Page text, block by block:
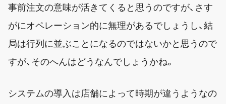
事前注文の意味が活きてくると思うのですが、さす
がにオペレーション的に無理があるでしょうし、結
局は行列に並ぶことになるのではないかと思うので
すが、そのへんはどうなんでしょうかね。
システムの導入は店舗によって時期が違うようなの